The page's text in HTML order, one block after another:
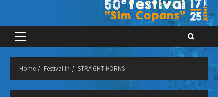
Primary
Home Festival In STRAIGHT HORNS